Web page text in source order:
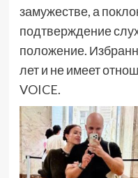
замужестве, а
подтверждение
положение.
лет и не имеет
VOICE.